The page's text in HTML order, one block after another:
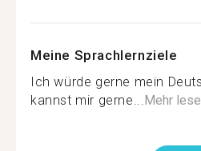
Meine Sprachlernziele
Ich würde gerne mein
kannst mir gerne...Mehr